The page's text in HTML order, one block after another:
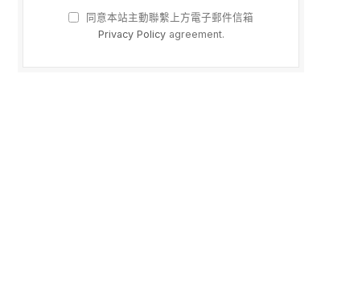
同意本站主動聯繫上方電子郵件信箱
Privacy Policyagreement.